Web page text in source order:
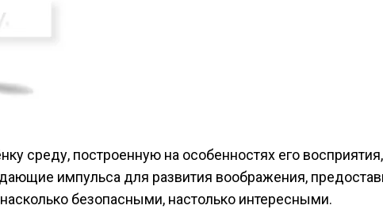
среду, построенную на особенностях его
импульса для развития воображения,
безопасными, настолько интересными.